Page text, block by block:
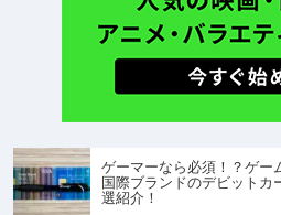
ゲーマーなら必須！？ゲー
国際ブランドのデビット
選紹介！